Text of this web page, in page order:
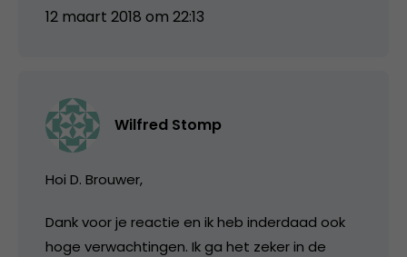
12 maart 2018 om 22:13
Wilfred Stomp
Hoi D. Brouwer,
Dank voor je reactie en ik heb inderdaad ook
hoge verwachtingen. Ik ga het zeker in de